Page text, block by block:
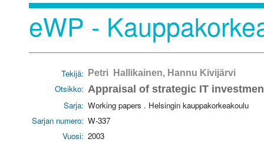
eWP -
Tekijä: Petri Hallikainen, Hannu Kivijärvi
Otsikko: Appraisal of strategic IT
Sarja: Working papers . Helsingin kauppakorkeakoulu
Sarjan numero: W-337
Vuosi: 2003